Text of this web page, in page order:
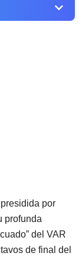
por
profunda
del VAR
de final del